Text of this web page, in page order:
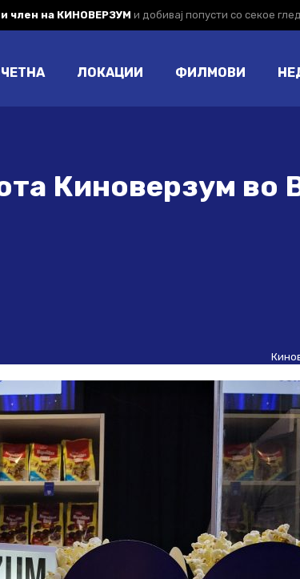
член на КИНОВЕРЗУМ и добивај попусти со секое
ЛОКАЦИИ ФИЛМОВИ
Киноверзум во